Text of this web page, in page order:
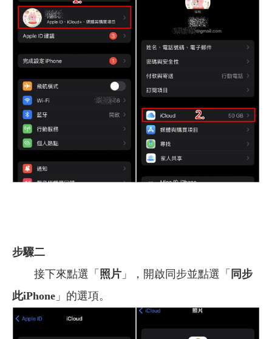
步驟二
接下來點選「 照片 」，開啟同步並點選「 同步
此iPhone 」的選項。